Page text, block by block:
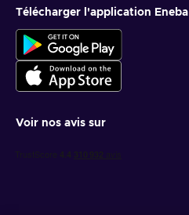
Télécharger l'application Eneba
Voir nos avis sur